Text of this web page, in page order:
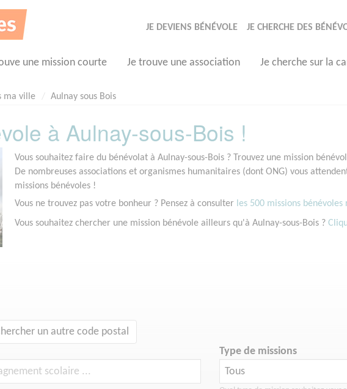
JE DEVIENS BÉNÉVOLE JE CHERCHE DES
une mission courte Je trouve une association Je cherche sur la
ma ville Aulnay sous Bois
à Aulnay-sous-Bois !
Vous souhaitez faire du bénévolat à Aulnay-sous-Bois ? Trouvez une mission
De nombreuses associations et organismes humanitaires (dont ONG) vous
missions bénévoles !
Vous ne trouvez pas votre bonheur ? Pensez à consulter les 500 missions
Vous souhaitez chercher une mission bénévole ailleurs qu'à Aulnay-sous-Bois ?
un autre code postal
Type de missions